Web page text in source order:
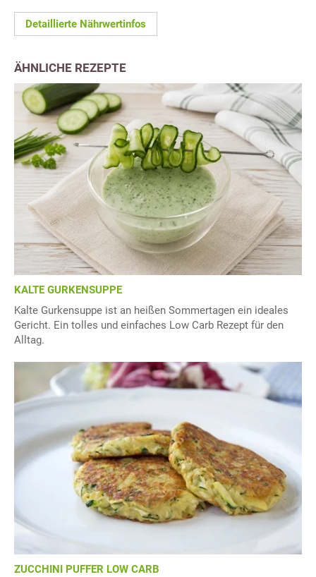
Detaillierte Nährwertinfos
ÄHNLICHE REZEPTE
KALTE GURKENSUPPE
Kalte Gurkensuppe ist an heißen Sommertagen ein ideales
Gericht. Ein tolles und einfaches Low Carb Rezept für den
Alltag.
ZUCCHINI PUFFER LOW CARB